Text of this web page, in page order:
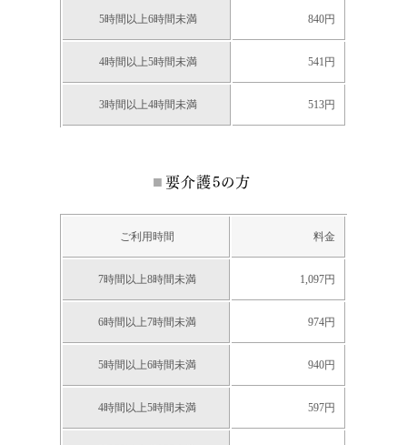
5時間以上6時間未満 840円
4時間以上5時間未満 541円
3時間以上4時間未満 513円
要介護5の方
ご利用時間 料金
7時間以上8時間未満 1,097円
6時間以上7時間未満 974円
5時間以上6時間未満 940円
4時間以上5時間未満 597円